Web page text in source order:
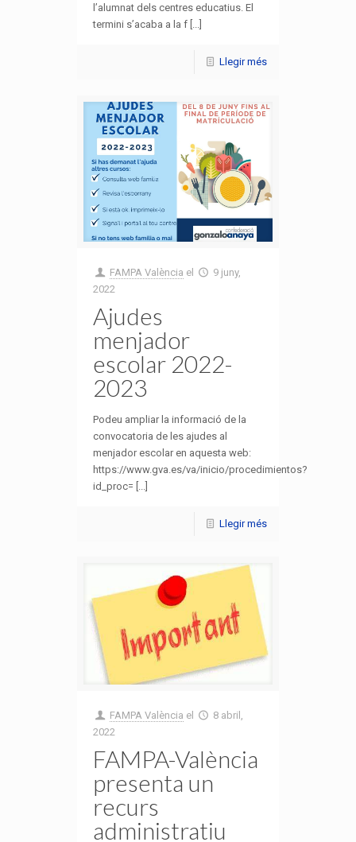
l’alumnat dels centres educatius. El
termini s’acaba a la f [...]
Llegir més
FAMPA València el
9 juny,
2022
Ajudes
menjador
escolar 2022-
2023
Podeu ampliar la informació de la
convocatoria de les ajudes al
menjador escolar en aquesta web:
https://www.gva.es/va/inicio/procedimientos?
id_proc= [...]
Llegir més
FAMPA València el
8 abril,
2022
FAMPA-València
presenta un
recurs
administratiu